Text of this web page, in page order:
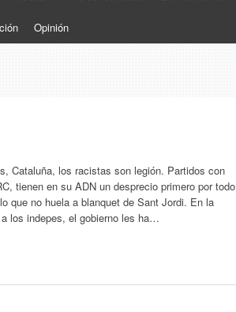
Opinión
Cataluña, los racistas son legión. Partidos con
tienen en su ADN un desprecio primero por todo
que no huela a blanquet de Sant Jordi. En la
los indepes, el gobierno les ha…